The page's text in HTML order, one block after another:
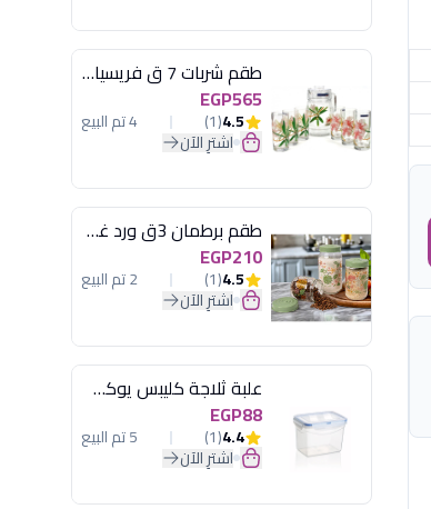
طقم شربات 7 ق فريسيا لومينارك
EGP565
4.5
(1) 4 تم البيع
اشترِ الآن
طقم برطمان 3ق ورد غطاء مينت جرين هيريفين
EGP210
4.5
(1) 2 تم البيع
اشترِ الآن
علبة ثلاجة كليبس يوكسان
EGP88
4.4
(1) 5 تم البيع
اشترِ الآن